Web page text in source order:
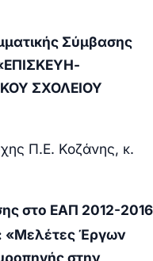
Σύμβασης
ΣΧΟΛΕΙΟΥ
Π.Ε. Κοζάνης, κ.
στο ΕΑΠ 2012-2016
«Μελέτες Έργων